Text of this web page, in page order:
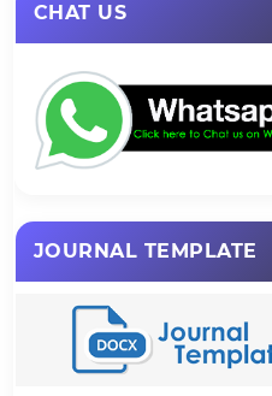
CHAT US
JOURNAL TEMPLATE